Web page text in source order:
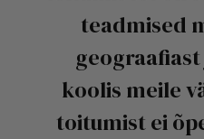
teadmised
koolis meile
toitumist ei